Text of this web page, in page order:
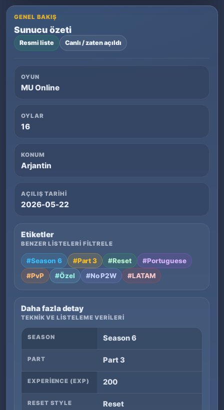
GENEL BAKIŞ
Sunucu özeti
Resmi liste Canlı / zaten açıldı
OYUN
MU Online
OYLAR
16
KONUM
Arjantin
AÇILIŞ TARIHI
2026-05-22
Etiketler
BENZER LISTELERI FILTRELE
#Season 6 #Part 3 #Reset
#Portuguese
#PvP
#Özel #No P2W #LATAM
Daha fazla detay
TEKNIK VE LISTELEME VERILERI
SEASON Season 6
PART Part 3
EXPERIENCE (EXP) 200
RESET STYLE Reset